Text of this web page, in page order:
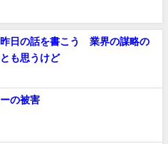
日の話を書こう 業界の謀略の
も思うけど
の被害